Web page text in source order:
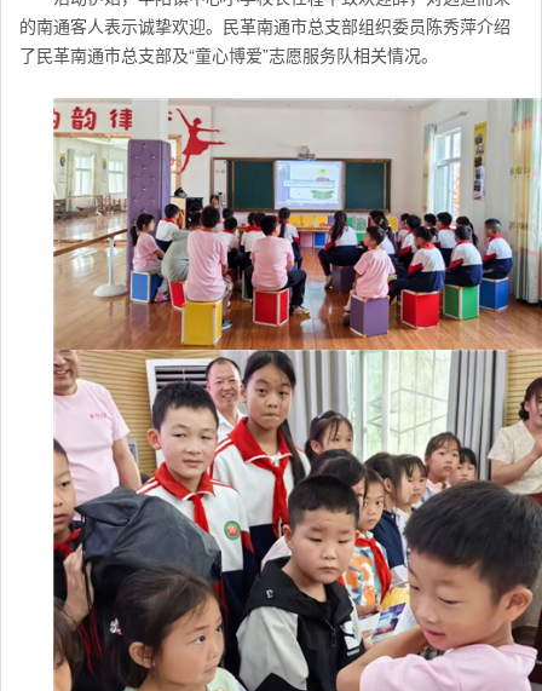
的南通客人表示诚挚欢迎。民革南通市总支部组织委员陈秀萍介绍
了民革南通市总支部及“童心博爱”志愿服务队相关情况。